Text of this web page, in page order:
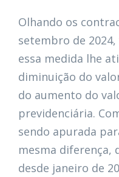
Olhando os
setembro de
essa medida lhe
diminuição do
do aumento do
previdenciária.
sendo apurada
mesma diferença,
desde janeiro de